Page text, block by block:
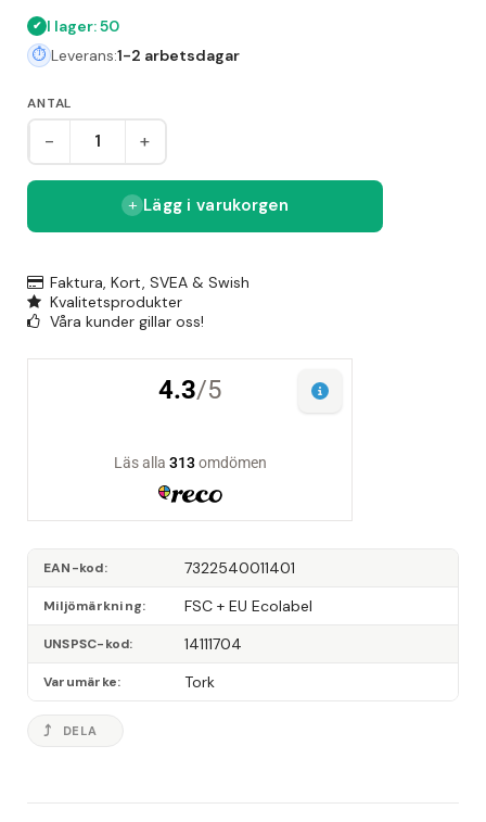
och FSC, vilket garanterar en hållbar produktion.
Produkten är anpassad för T4-system och passar
hygien och komfort önskas.
I lager: 50
Leverans:1-2 arbetsdagar
ANTAL
- +
Lägg i varukorgen
Faktura, Kort, SVEA & Swish
Kvalitetsprodukter
Våra kunder gillar oss!
EAN-kod 7322540011401
Miljömärkning FSC + EU Ecolabel
UNSPSC-kod 14111704
Varumärke Tork
DELA